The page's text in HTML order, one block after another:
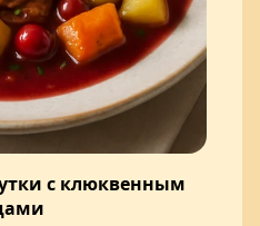
с клюквенным